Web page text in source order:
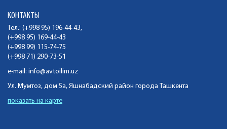
КОНТАКТЫ
Тел.: (+998 95) 196-44-43,
(+998 95) 169-44-43
(+998 99) 115-74-75
(+998 71) 290-73-51
e-mail: info@avtoilim.uz
Ул. Мумтоз, дом 5а, Яшнабадский район города Ташкента
показать на карте